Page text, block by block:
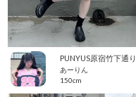
PUNYUS原宿竹下通り
あーりん
150cm